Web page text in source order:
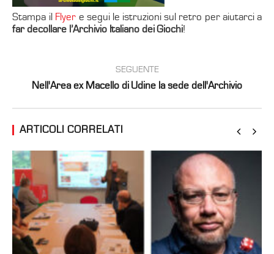
Stampa il Flyer e segui le istruzioni sul retro per aiutarci a
far decollare l’Archivio Italiano dei Giochi!
SEGUENTE
Nell'Area ex Macello di Udine la sede dell'Archivio
ARTICOLI CORRELATI